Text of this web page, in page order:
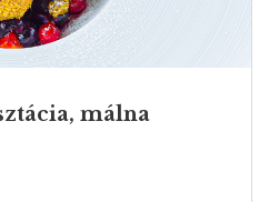
málna